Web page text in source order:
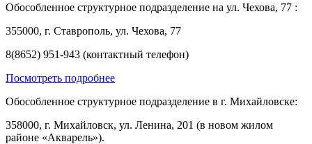
Обособленное структурное подразделение на ул. Чехова, 77 :
355000, г. Ставрополь, ул. Чехова, 77
8(8652) 951-943 (контактный телефон)
Посмотреть подробнее
Обособленное структурное подразделение в г. Михайловске:
358000, г. Михайловск, ул. Ленина, 201 (в новом жилом
районе «Акварель»).